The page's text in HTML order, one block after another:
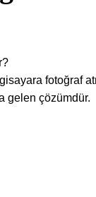
fotoğraf
gelen çözümdür.